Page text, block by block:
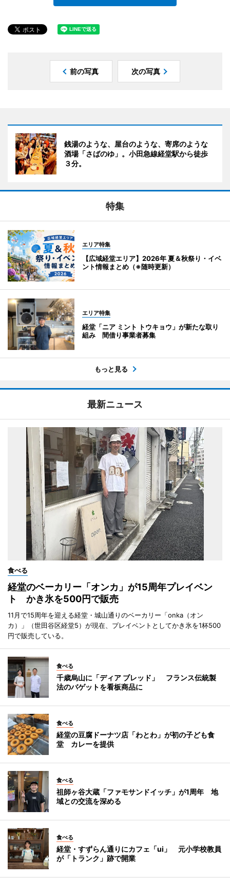
前の写真 次の写真
銭湯のような、屋台のような、寄席のような
酒場「さばのゆ」。小田急線経堂駅から徒歩
３分。
特集
エリア特集
【広域経堂エリア】2026年 夏＆秋祭り・イベ
ント情報まとめ（※随時更新）
エリア特集
経堂「ニア ミント トウキョウ」が新たな取り
組み 間借り事業者募集
もっと見る
最新ニュース
食べる
経堂のベーカリー「オンカ」が15周年プレイベン
ト かき氷を500円で販売
11月で15周年を迎える経堂・城山通りのベーカリー「onka（オン
カ）」（世田谷区経堂5）が現在、プレイベントとしてかき氷を1杯500
円で販売している。
食べる
千歳烏山に「ディア ブレッド」 フランス伝統製
法のバゲットを看板商品に
食べる
経堂の豆腐ドーナツ店「わとわ」が初の子ども食
堂 カレーを提供
食べる
祖師ヶ谷大蔵「ファモサンドイッチ」が1周年 地
域との交流を深める
食べる
経堂・すずらん通りにカフェ「ui」 元小学校教員
が「トランク」跡で開業